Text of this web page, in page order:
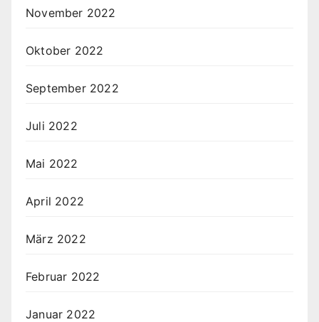
November 2022
Oktober 2022
September 2022
Juli 2022
Mai 2022
April 2022
März 2022
Februar 2022
Januar 2022